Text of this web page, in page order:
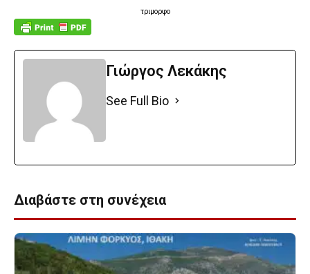
τριμορφο
Γιώργος Λεκάκης
See Full Bio
Διαβάστε στη συνέχεια